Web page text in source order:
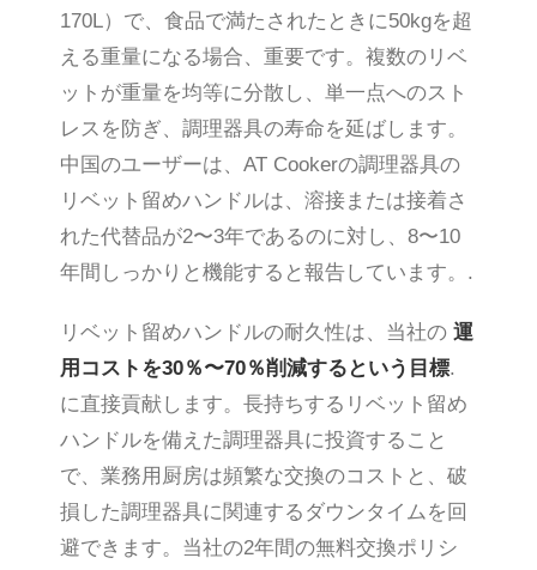
170L）で、食品で満たされたときに50kgを超
える重量になる場合、重要です。複数のリベ
ットが重量を均等に分散し、単一点へのスト
レスを防ぎ、調理器具の寿命を延ばします。
中国のユーザーは、AT Cookerの調理器具の
リベット留めハンドルは、溶接または接着さ
れた代替品が2〜3年であるのに対し、8〜10
年間しっかりと機能すると報告しています。.
リベット留めハンドルの耐久性は、当社の 運
用コストを30％〜70％削減するという目標.
に直接貢献します。長持ちするリベット留め
ハンドルを備えた調理器具に投資すること
で、業務用厨房は頻繁な交換のコストと、破
損した調理器具に関連するダウンタイムを回
避できます。当社の2年間の無料交換ポリシ